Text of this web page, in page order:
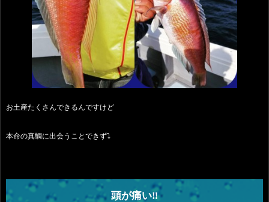
お土産たくさんできるんですけど
本命の真鯛に出会うことできず⤵️
頭が痛い‼️